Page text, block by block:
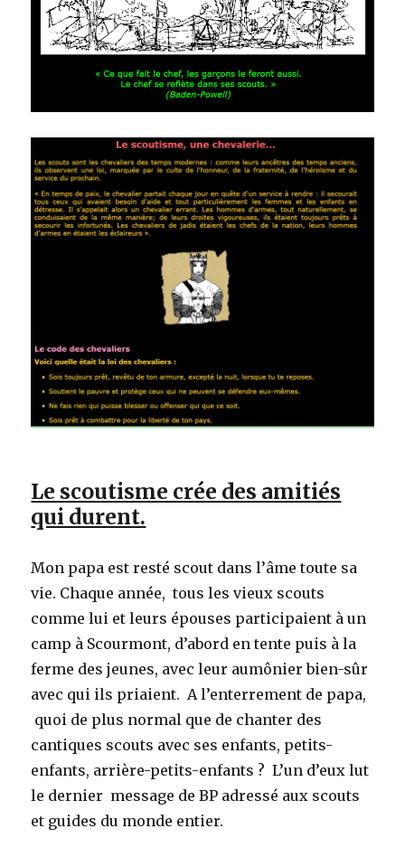
Le scoutisme crée des amitiés
qui durent.
Mon papa est resté scout dans l’âme toute sa
vie. Chaque année, tous les vieux scouts
comme lui et leurs épouses participaient à un
camp à Scourmont, d’abord en tente puis à la
ferme des jeunes, avec leur aumônier bien-sûr
avec qui ils priaient. A l’enterrement de papa,
quoi de plus normal que de chanter des
cantiques scouts avec ses enfants, petits-
enfants, arrière-petits-enfants ? L’un d’eux lut
le dernier message de BP adressé aux scouts
et guides du monde entier.